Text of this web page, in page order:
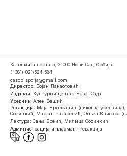
Католичка порта 5, 21000 Нови Сад, Србија
(+381) 021/524-584
casopispolja@gmail.com
Директор: Бојан Панаотовић
Издавач: Културни центар Новог Сада
Уредник: Ален Бешић
Редакција: Маја Ердељанин (ликовна
Софинкић, Марјан Чакаревић, Огњен Клисара
Лектура: Сања Бркић, Милица Софинкић
Администрација и пласман: Редакција